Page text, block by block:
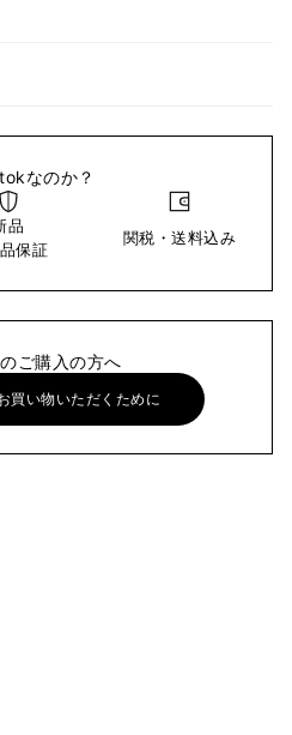
なのか？
品
保証
関税・送料込み
ご購入の方へ
買い物いただくために